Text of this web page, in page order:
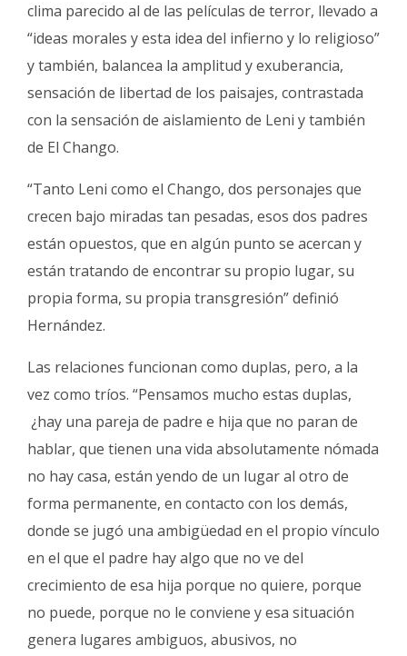
clima parecido al de las películas de terror, llevado a
“ideas morales y esta idea del infierno y lo religioso”
y también, balancea la amplitud y exuberancia,
sensación de libertad de los paisajes, contrastada
con la sensación de aislamiento de Leni y también
de El Chango.
“Tanto Leni como el Chango, dos personajes que
crecen bajo miradas tan pesadas, esos dos padres
están opuestos, que en algún punto se acercan y
están tratando de encontrar su propio lugar, su
propia forma, su propia transgresión” definió
Hernández.
Las relaciones funcionan como duplas, pero, a la
vez como tríos. “Pensamos mucho estas duplas,
¿hay una pareja de padre e hija que no paran de
hablar, que tienen una vida absolutamente nómada
no hay casa, están yendo de un lugar al otro de
forma permanente, en contacto con los demás,
donde se jugó una ambigüedad en el propio vínculo
en el que el padre hay algo que no ve del
crecimiento de esa hija porque no quiere, porque
no puede, porque no le conviene y esa situación
genera lugares ambiguos, abusivos, no